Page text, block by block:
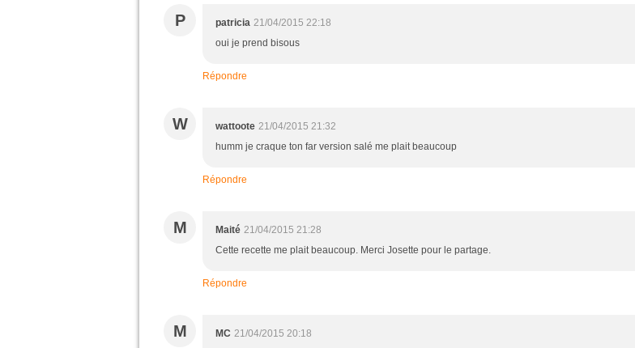
P patricia 21/04/2015 22:18
oui je prend bisous
Répondre
W wattoote 21/04/2015 21:32
humm je craque ton far version salé me plait beaucoup
Répondre
M Maité 21/04/2015 21:28
Cette recette me plait beaucoup. Merci Josette pour le partage.
Répondre
M MC 21/04/2015 20:18